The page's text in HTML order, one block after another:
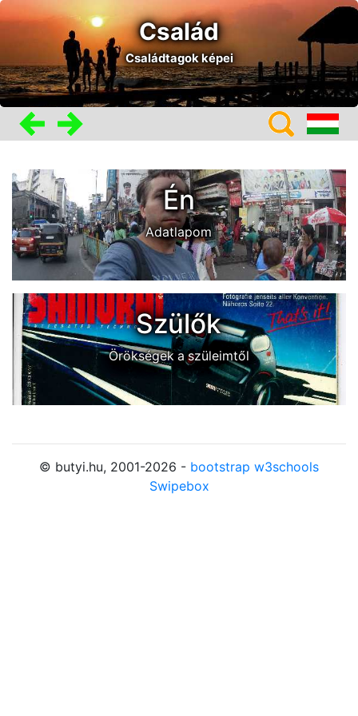
Család
Családtagok képei
Én
Adatlapom
Szülők
Örökségek a szüleimtől
© butyi.hu, 2001-2026 - bootstrap w3schools
Swipebox